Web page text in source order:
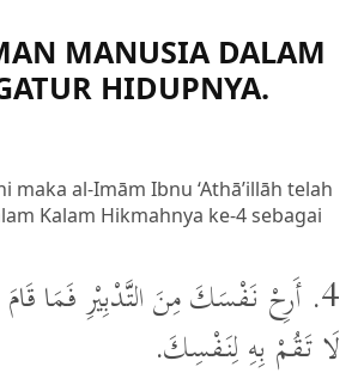
MANUSIA DALAM
HIDUPNYA.
maka al-Imām Ibnu ‘Athā’illāh telah
Kalam Hikmahnya ke-4 sebagai
4. أَرِحْ نَفْسَكَ مِنَ التَّدْبِيْرِ فَمَا
لَا تَقُمْ بِهِ لِنَفْسِكَ.